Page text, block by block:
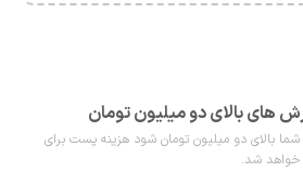
های بالای دو میلیون تومان
بالای دو میلیون تومان شود هزینه پست برای
خواهد شد.